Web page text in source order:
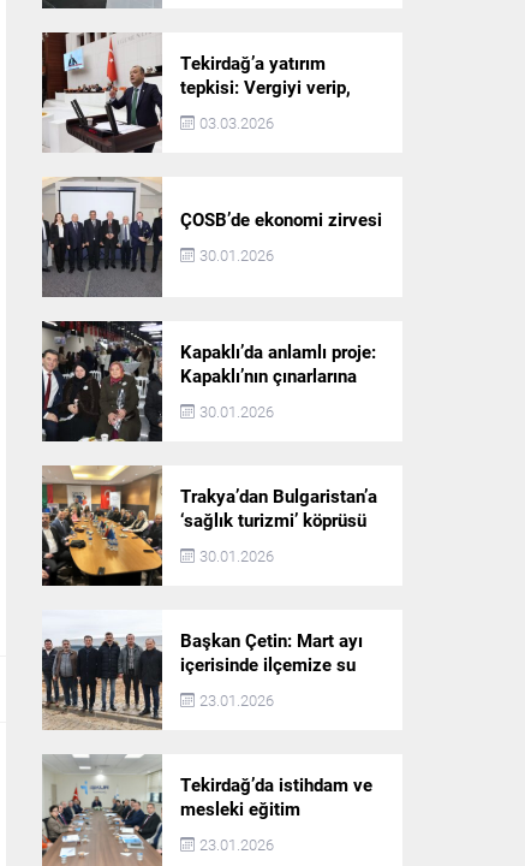
Tekirdağ’a yatırım
tepkisi: Vergiyi verip,
hizmet almayan bir iliz
03.03.2026
ÇOSB’de ekonomi zirvesi
30.01.2026
Kapaklı’da anlamlı proje:
Kapaklı’nın çınarlarına
dijital vefa köprüsü
30.01.2026
Trakya’dan Bulgaristan’a
‘sağlık turizmi’ köprüsü
30.01.2026
Başkan Çetin: Mart ayı
içerisinde ilçemize su
akışı başlatılacak
23.01.2026
Tekirdağ’da istihdam ve
mesleki eğitim
politikaları değerlendirildi
23.01.2026